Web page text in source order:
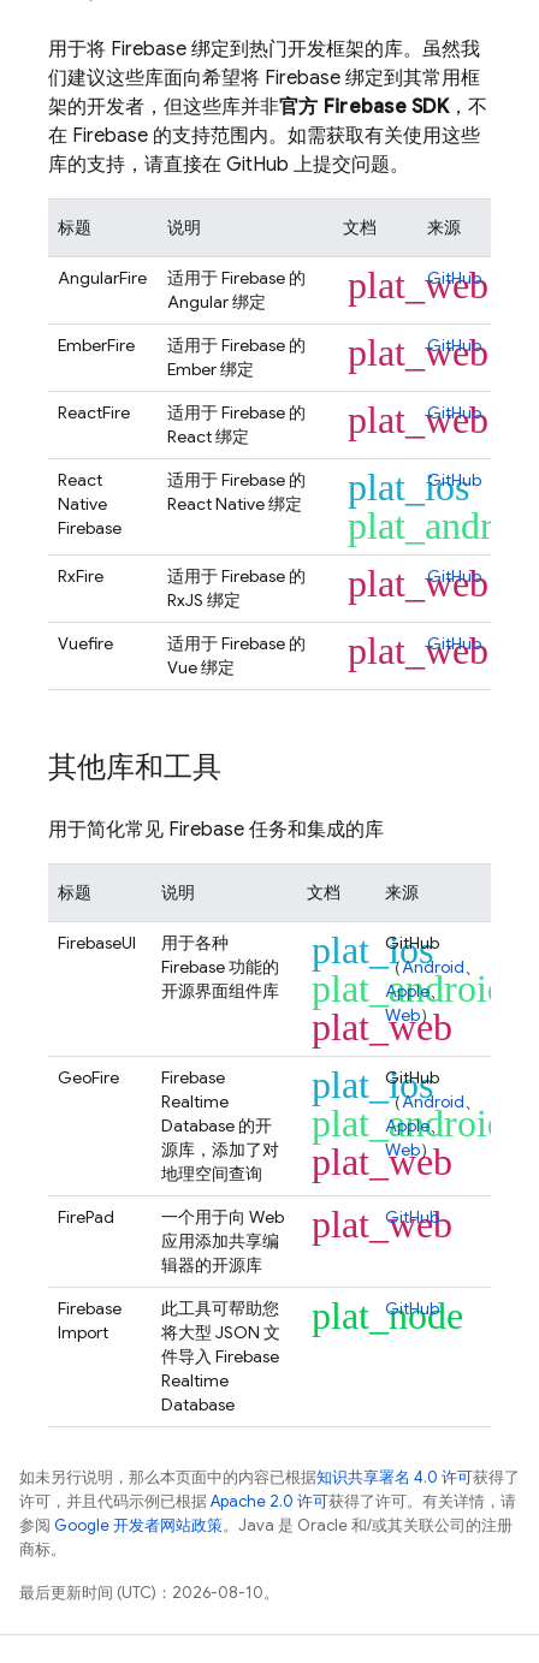
用于将 Firebase 绑定到热门开发框架的库。虽然我
们建议这些库面向希望将 Firebase 绑定到其常用框
架的开发者，但这些库并非官方 Firebase SDK，不
在 Firebase 的支持范围内。如需获取有关使用这些
库的支持，请直接在 GitHub 上提交问题。
标题 说明 文档 来源
AngularFire
适用于 Firebase 的
Angular 绑定
plat_web
GitHub
EmberFire
适用于 Firebase 的
Ember 绑定
plat_web
GitHub
ReactFire
适用于 Firebase 的
React 绑定
plat_web
GitHub
React
Native
Firebase
适用于 Firebase 的
React Native 绑定
plat_ios
GitHub
RxFire
适用于 Firebase 的
RxJS 绑定
plat_web
GitHub
Vuefire
适用于 Firebase 的
Vue 绑定
plat_web
GitHub
其他库和工具
用于简化常见 Firebase 任务和集成的库
标题 说明 文档 来源
FirebaseUI
用于各种
Firebase 功能的
开源界面组件库
plat_ios
plat_android
plat_web
GitHub
（Android、
Apple、
Web）
GeoFire
Firebase
Realtime
Database 的开
源库，添加了对
地理空间查询
plat_ios
plat_android
plat_web
GitHub
（Android、
Apple、
Web）
FirePad
一个用于向 Web
应用添加共享编
辑器的开源库
plat_web
GitHub
Firebase
Import
此工具可帮助您
将大型 JSON 文
件导入 Firebase
Realtime
Database
plat_node
GitHub
如未另行说明，那么本页面中的内容已根据知识共享署名 4.0 许可获得了
许可，并且代码示例已根据Apache 2.0 许可获得了许可。有关详情，请
参阅 Google 开发者网站政策。Java 是 Oracle 和/或其关联公司的注册
商标。
最后更新时间 (UTC)：2026-08-10。